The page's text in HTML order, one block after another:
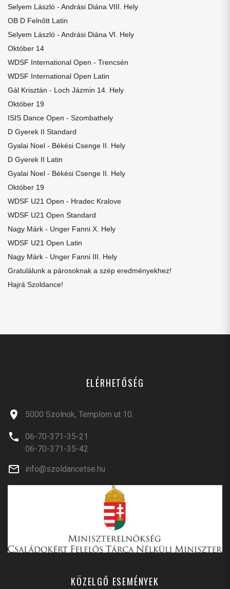
Selyem László - Andrási Diána VIII. Hely
OB D Felnőtt Latin
Selyem László - Andrási Diána VI. Hely
Október 14
WDSF International Open - Trencsén
WDSF International Open Latin
Gál Krisztán - Loch Jázmin 14. Hely
Október 19
ISIS Dance Open - Szombathely
D Gyerek II Standard
Gyalai Noel - Békési Csenge II. Hely
D Gyerek II Latin
Gyalai Noel - Békési Csenge II. Hely
Október 19
WDSF U21 Open - Hradec Kralove
WDSF U21 Open Standard
Nagy Márk - Unger Fanni X. Hely
WDSF U21 Open Latin
Nagy Márk - Unger Fanni III. Hely
Gratulálunk a párosoknak a szép eredményekhez!
Hajrá Szoldance!
ELÉRHETŐSÉG
5000 Szolnok, Templom ut 10.
06-70-371-35-21
06-70-371-35-42
info@szoldancetse.hu
KÖZELGŐ ESEMÉNYEK